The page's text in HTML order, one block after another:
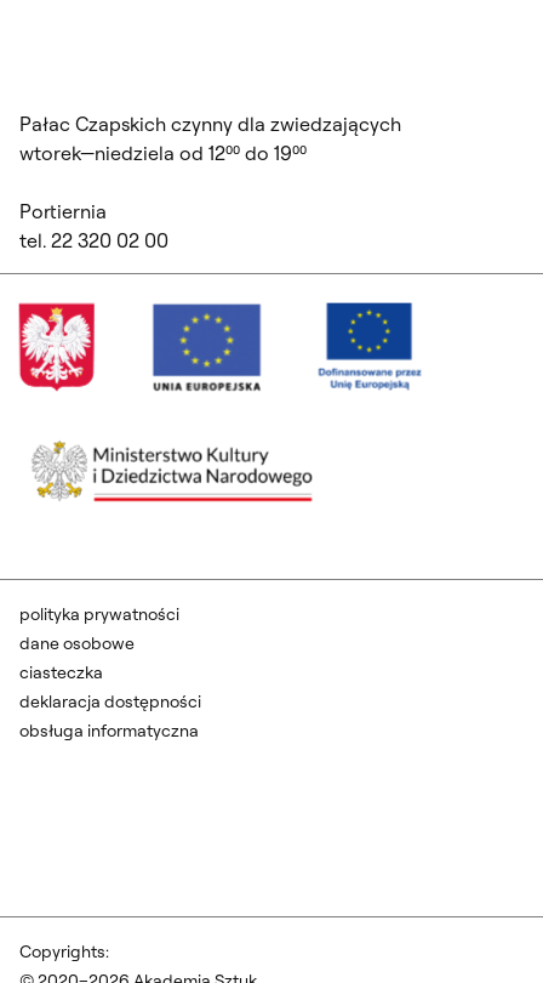
Pałac Czapskich czynny dla zwiedzających
wtorek—niedziela od 12⁰⁰ do 19⁰⁰
Portiernia
tel. 22 320 02 00
Copyrights:
polityka prywatności
dane osobowe
ciasteczka
deklaracja dostępności
obsługa informatyczna